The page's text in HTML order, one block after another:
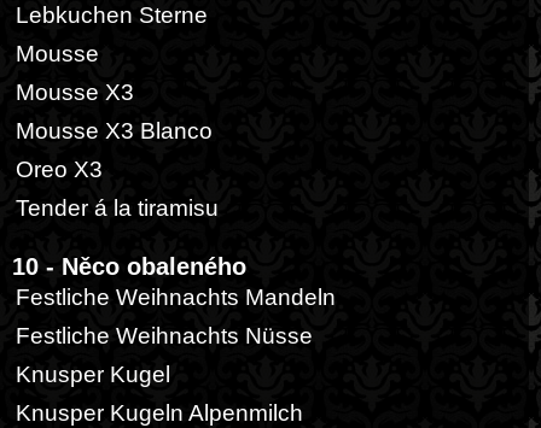
Lebkuchen Sterne
Mousse
Mousse X3
Mousse X3 Blanco
Oreo X3
Tender á la tiramisu
10 - Něco obaleného
Festliche Weihnachts Mandeln
Festliche Weihnachts Nüsse
Knusper Kugel
Knusper Kugeln Alpenmilch